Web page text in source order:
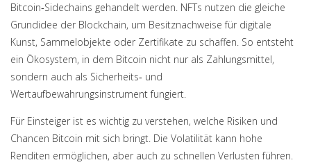
Bitcoin‑Sidechains gehandelt werden. NFTs nutzen die gleiche
Grundidee der Blockchain, um Besitznachweise für digitale
Kunst, Sammelobjekte oder Zertifikate zu schaffen. So entsteht
ein Ökosystem, in dem Bitcoin nicht nur als Zahlungsmittel,
sondern auch als Sicherheits‑ und
Wertaufbewahrungsinstrument fungiert.
Für Einsteiger ist es wichtig zu verstehen, welche Risiken und
Chancen Bitcoin mit sich bringt. Die Volatilität kann hohe
Renditen ermöglichen, aber auch zu schnellen Verlusten führen.